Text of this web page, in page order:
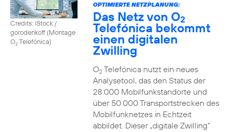
Credits: iStock /
gorodenkoff (Montage
O2Telefónica)
OPTIMIERTE NETZPLANUNG:
Das Netz von O2
Telefónica bekommt
einen digitalen
Zwilling
O2Telefónica nutzt ein neues
Analysetool, das den Status der
28.000 Mobilfunkstandorte und
über 50.000 Transportstrecken des
Mobilfunknetzes in Echtzeit
abbildet. Dieser „digitale Zwilling“